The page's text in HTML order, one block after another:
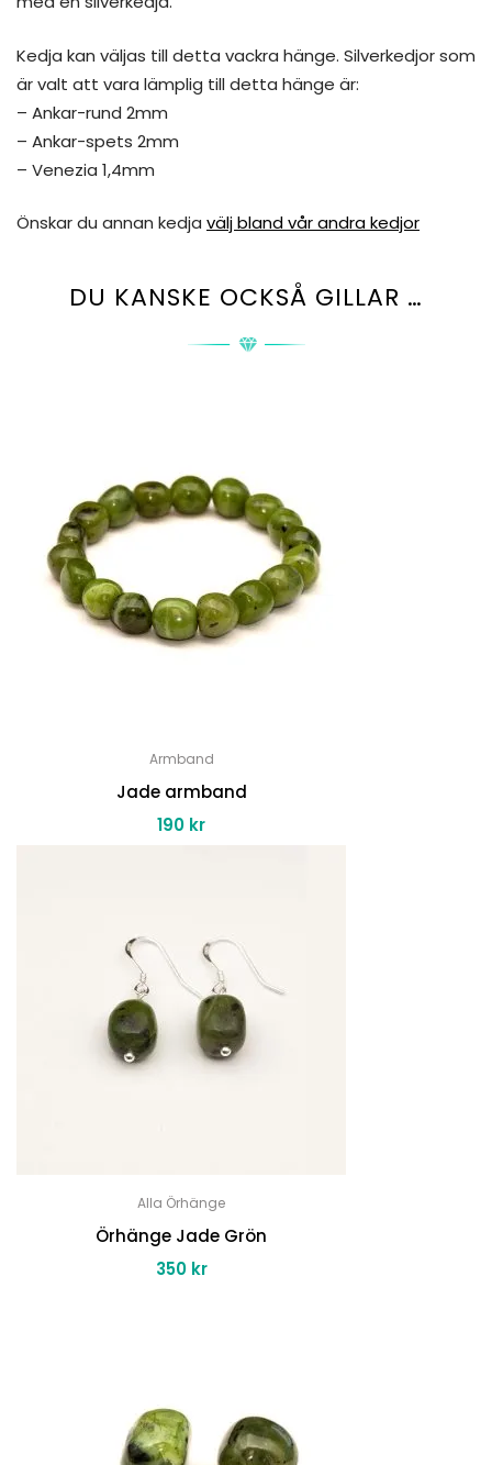
Kedja kan väljas till detta vackra hänge. Silverkedjor som
är valt att vara lämplig till detta hänge är:
– Ankar-rund 2mm
– Ankar-spets 2mm
– Venezia 1,4mm
Önskar du annan kedja välj bland vår andra kedjor
DU KANSKE OCKSÅ GILLAR …
Armband
Jade armband
190 kr
Alla Örhänge
Örhänge Jade Grön
350 kr